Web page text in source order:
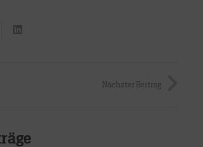
Nächster Beitrag